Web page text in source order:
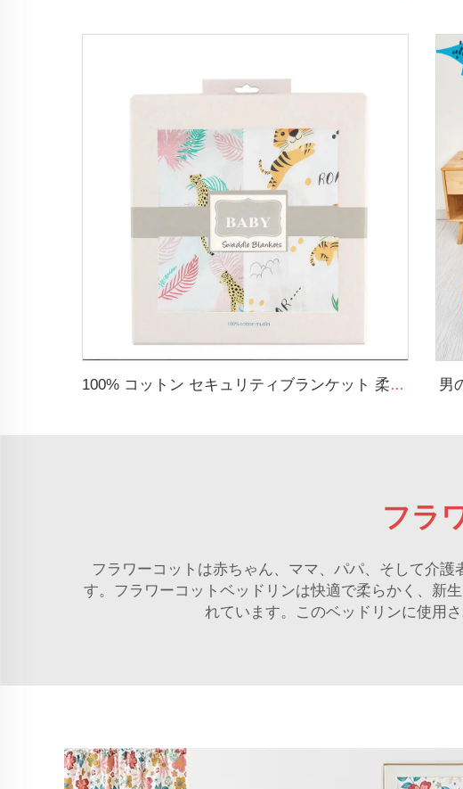
100% コットン セキュリティブランケット 柔らかく通気性のある赤ちゃん用マスリンスワドルブランケット 男
フラ
フラワーコットは赤ちゃん、ママ、パパ、そして介護
す。フラワーコットベッドリンは快適で柔らかく、新
れています。このベッドリンに使用